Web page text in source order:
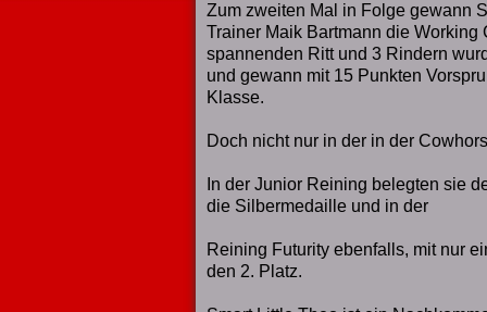
Zum zweiten Mal in Folge gewann
Trainer Maik Bartmann die Working
spannenden Ritt und 3 Rindern
und gewann mit 15 Punkten
Klasse.
Doch nicht nur in der in der
In der Junior Reining belegten sie
die Silbermedaille und in der
Reining Futurity ebenfalls, mit nur
den 2. Platz.